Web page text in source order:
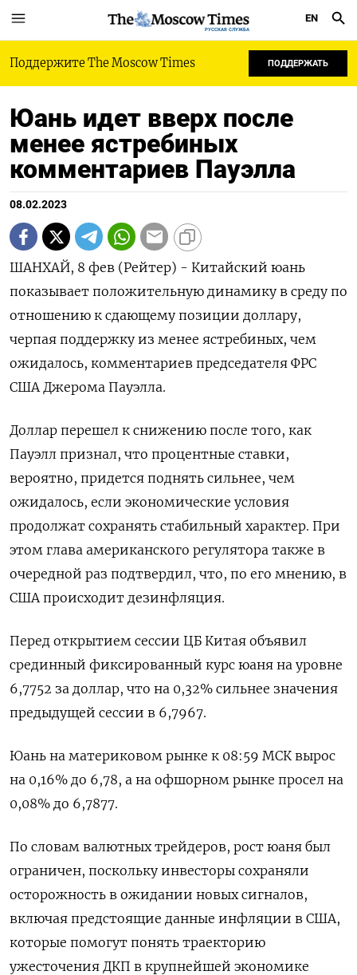
РУССКАЯ СЛУЖБА
EN
Поддержите The Moscow Times ПОДДЕРЖАТЬ
Юань идет вверх после
менее ястребиных
комментариев Пауэлла
08.02.2023
ШАНХАЙ, 8 фев (Рейтер) - Китайский юань
показывает положительную динамику в среду по
отношению к сдающему позиции доллару,
черпая поддержку из менее ястребиных, чем
ожидалось, комментариев председателя ФРС
США Джерома Пауэлла.
Доллар перешел к снижению после того, как
Пауэлл признал, что процентные ставки,
вероятно, придется поднять сильнее, чем
ожидалось, если экономические условия
продолжат сохранять стабильный характер. При
этом глава американского регулятора также в
очередной раз подтвердил, что, по его мнению, в
США происходит дезинфляция.
Перед открытием сессии ЦБ Китая объявил
срединный фиксированный курс юаня на уровне
6,7752 за доллар, что на 0,32% сильнее значения
предыдущей сессии в 6,7967.
Юань на материковом рынке к 08:59 МСК вырос
на 0,16% до​ 6,78​, а на офшорном рынке просел на
0,08% до 6,7877.
По словам валютных трейдеров, рост юаня был
ограничен, поскольку инвесторы сохраняли
осторожность в ожидании новых сигналов,
включая предстоящие данные инфляции в США,
которые помогут понять траекторию
ужесточения ДКП в крупнейшей экономике